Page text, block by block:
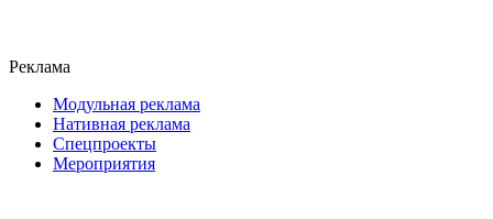
Реклама
Модульная реклама
Нативная реклама
Спецпроекты
Мероприятия